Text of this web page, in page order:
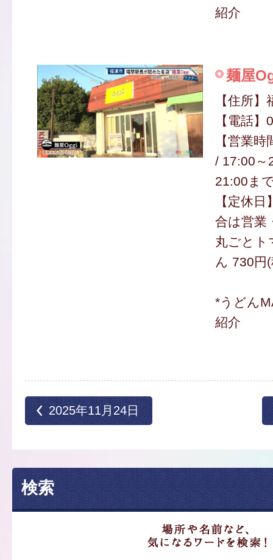
紹介
麺屋
【住所
【電話
【営業
/ 17:00～
21:00ま
【定休
合は営業
丸ごとト
ん 730円
*うどん
紹介
2025年11月24日
検索